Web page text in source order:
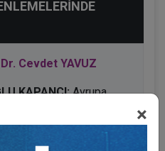
×
Cevdet YAVUZ
KAPANCI:Avrupa
Rehber İlkeleri ve Model